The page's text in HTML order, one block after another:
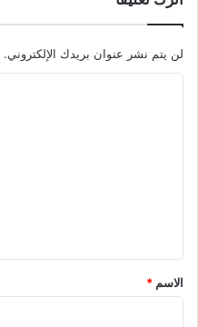
لن يتم نشر عنوان بريدك الإلكتروني.
*
الاسم *